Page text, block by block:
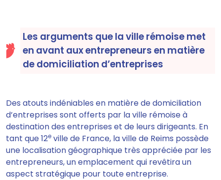
Les arguments que la ville rémoise met
en avant aux entrepreneurs en matière
de domiciliation d’entreprises
Des atouts indéniables en matière de domiciliation
d’entreprises sont offerts par la ville rémoise à
destination des entreprises et de leurs dirigeants. En
tant que 12e ville de France, la ville de Reims possède
une localisation géographique très appréciée par les
entrepreneurs, un emplacement qui revêtira un
aspect stratégique pour toute entreprise.